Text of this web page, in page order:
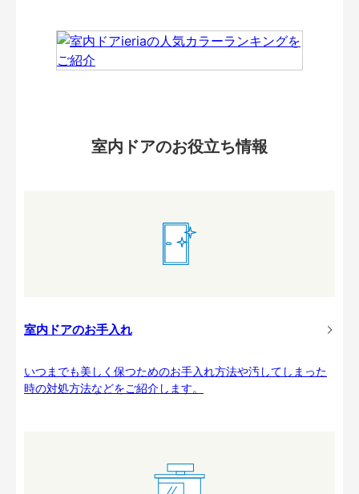
室内ドアのお役立ち情報
室内ドアのお手入れ
いつまでも美しく保つためのお手入れ方法や汚してしまった
時の対処方法などをご紹介します。